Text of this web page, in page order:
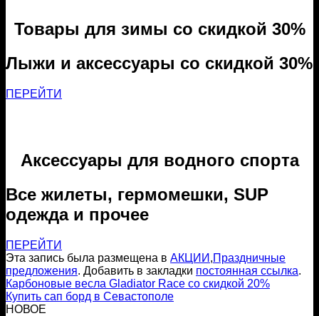
Товары для зимы со скидкой 30%
Лыжи и аксессуары со скидкой 30%
ПЕРЕЙТИ
Аксессуары для водного спорта
Все жилеты, гермомешки, SUP
одежда и прочее
ПЕРЕЙТИ
Эта запись была размещена в АКЦИИ ,Праздничные
предложения. Добавить в закладки постоянная ссылка.
Карбоновые весла Gladiator Race со скидкой 20%
Купить сап борд в Севастополе
НОВОЕ